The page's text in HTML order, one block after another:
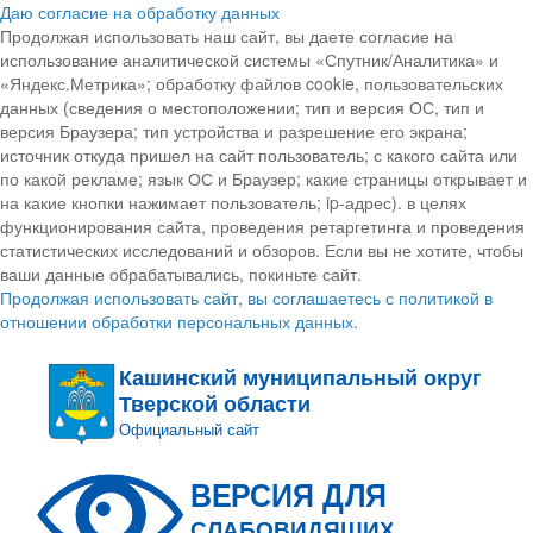
Даю согласие на обработку данных
Продолжая использовать наш сайт, вы даете согласие на
использование аналитической системы «Спутник/Аналитика» и
«Яндекс.Метрика»; обработку файлов cookie, пользовательских
данных (сведения о местоположении; тип и версия ОС, тип и
версия Браузера; тип устройства и разрешение его экрана;
источник откуда пришел на сайт пользователь; с какого сайта или
по какой рекламе; язык ОС и Браузер; какие страницы открывает и
на какие кнопки нажимает пользователь; ip-адрес). в целях
функционирования сайта, проведения ретаргетинга и проведения
статистических исследований и обзоров. Если вы не хотите, чтобы
ваши данные обрабатывались, покиньте сайт.
Продолжая использовать сайт, вы соглашаетесь с политикой в
отношении обработки персональных данных.